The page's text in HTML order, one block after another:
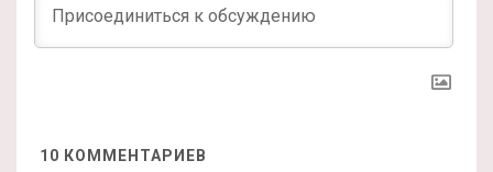
10 КОММЕНТАРИЕВ